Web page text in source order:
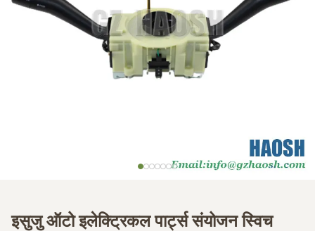
इसुजु ऑटो इलेक्ट्रिकल पार्ट्स संयोजन स्विच